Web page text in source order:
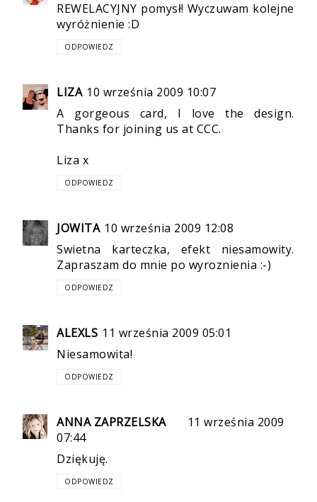
REWELACYJNY pomysł! Wyczuwam kolejne
wyróżnienie :D
ODPOWIEDZ
LIZA 10 września 2009 10:07
A gorgeous card, I love the design.
Thanks for joining us at CCC.
Liza x
ODPOWIEDZ
JOWITA 10 września 2009 12:08
Swietna karteczka, efekt niesamowity.
Zapraszam do mnie po wyroznienia :-)
ODPOWIEDZ
ALEXLS 11 września 2009 05:01
Niesamowita!
ODPOWIEDZ
ANNA ZAPRZELSKA
11 września 2009
07:44
Dziękuję.
ODPOWIEDZ